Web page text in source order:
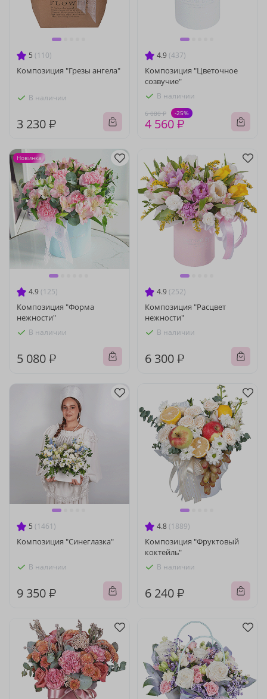
5 (110)
Композиция "Грезы ангела"
В наличии
3 230 ₽
4.9 (437)
Композиция "Цветочное
созвучие"
В наличии
6 080 ₽ -25%
4 560 ₽
4.9 (125)
Композиция "Форма
нежности"
В наличии
5 080 ₽
Новинка
4.9 (252)
Композиция "Расцвет
нежности"
В наличии
6 300 ₽
5 (1461)
Композиция "Синеглазка"
В наличии
9 350 ₽
4.8 (1889)
Композиция "Фруктовый
коктейль"
В наличии
6 240 ₽